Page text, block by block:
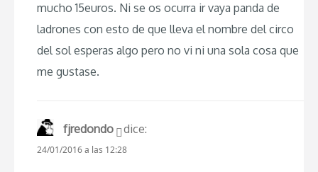
mucho 15euros. Ni se os ocurra ir vaya panda de
ladrones con esto de que lleva el nombre del circo
del sol esperas algo pero no vi ni una sola cosa que
me gustase.
fjredondo dice:
24/01/2016 a las 12:28